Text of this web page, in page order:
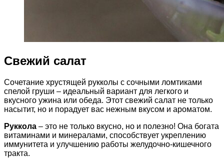
Свежий салат
Сочетание хрустящей рукколы с сочными ломтиками
спелой груши – идеальный вариант для легкого и
вкусного ужина или обеда. Этот свежий салат не только
насытит, но и порадует вас нежным вкусом и ароматом.
Руккола – это не только вкусно, но и полезно! Она богата
витаминами и минералами, способствует укреплению
иммунитета и улучшению работы желудочно-кишечного
тракта.